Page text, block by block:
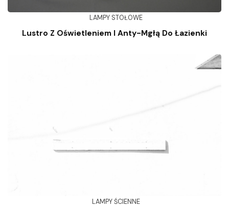
LAMPY STOŁOWE
Lustro Z Oświetleniem I Anty-Mgłą Do Łazienki
LAMPY ŚCIENNE